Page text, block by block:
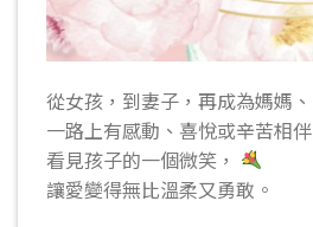
從女孩，到妻子，再成為媽媽、
一路上有感動、喜悅或辛苦相伴
看見孩子的一個微笑，
讓愛變得無比溫柔又勇敢。